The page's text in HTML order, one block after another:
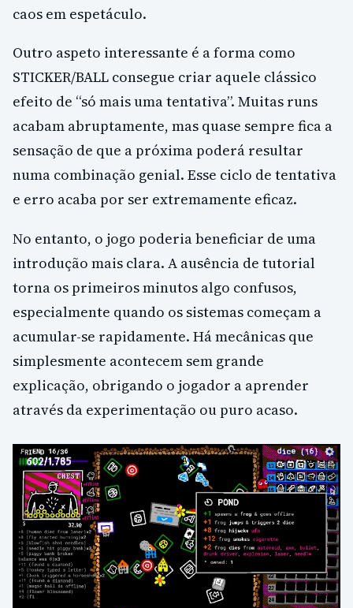
caos em espetáculo.
Outro aspeto interessante é a forma como
STICKER/BALL consegue criar aquele clássico
efeito de “só mais uma tentativa”. Muitas runs
acabam abruptamente, mas quase sempre fica a
sensação de que a próxima poderá resultar
numa combinação genial. Esse ciclo de tentativa
e erro acaba por ser extremamente eficaz.
No entanto, o jogo poderia beneficiar de uma
introdução mais clara. A ausência de tutorial
torna os primeiros minutos algo confusos,
especialmente quando os sistemas começam a
acumular-se rapidamente. Há mecânicas que
simplesmente acontecem sem grande
explicação, obrigando o jogador a aprender
através da experimentação ou puro acaso.